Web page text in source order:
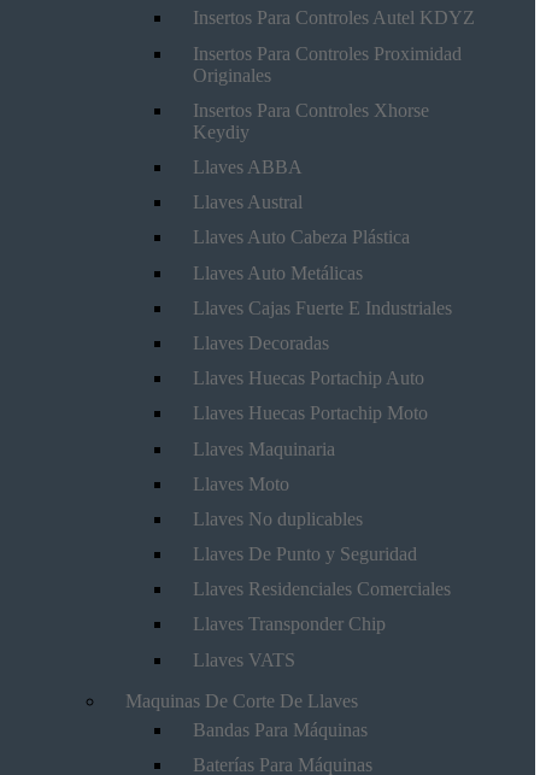
Insertos Para Controles Autel KDYZ
Insertos Para Controles Proximidad
Originales
Insertos Para Controles Xhorse
Keydiy
Llaves ABBA
Llaves Austral
Llaves Auto Cabeza Plástica
Llaves Auto Metálicas
Llaves Cajas Fuerte E Industriales
Llaves Decoradas
Llaves Huecas Portachip Auto
Llaves Huecas Portachip Moto
Llaves Maquinaria
Llaves Moto
Llaves No duplicables
Llaves De Punto y Seguridad
Llaves Residenciales Comerciales
Llaves Transponder Chip
Llaves VATS
Maquinas De Corte De Llaves
Bandas Para Máquinas
Baterías Para Máquinas